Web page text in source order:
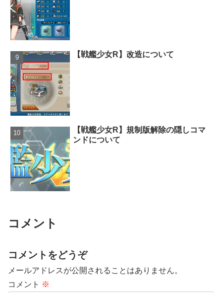
【戦艦少女R】改造について
【戦艦少女R】規制版解除の隠しコマ
ンドについて
コメント
コメントをどうぞ
メールアドレスが公開されることはありません。
コメント ※